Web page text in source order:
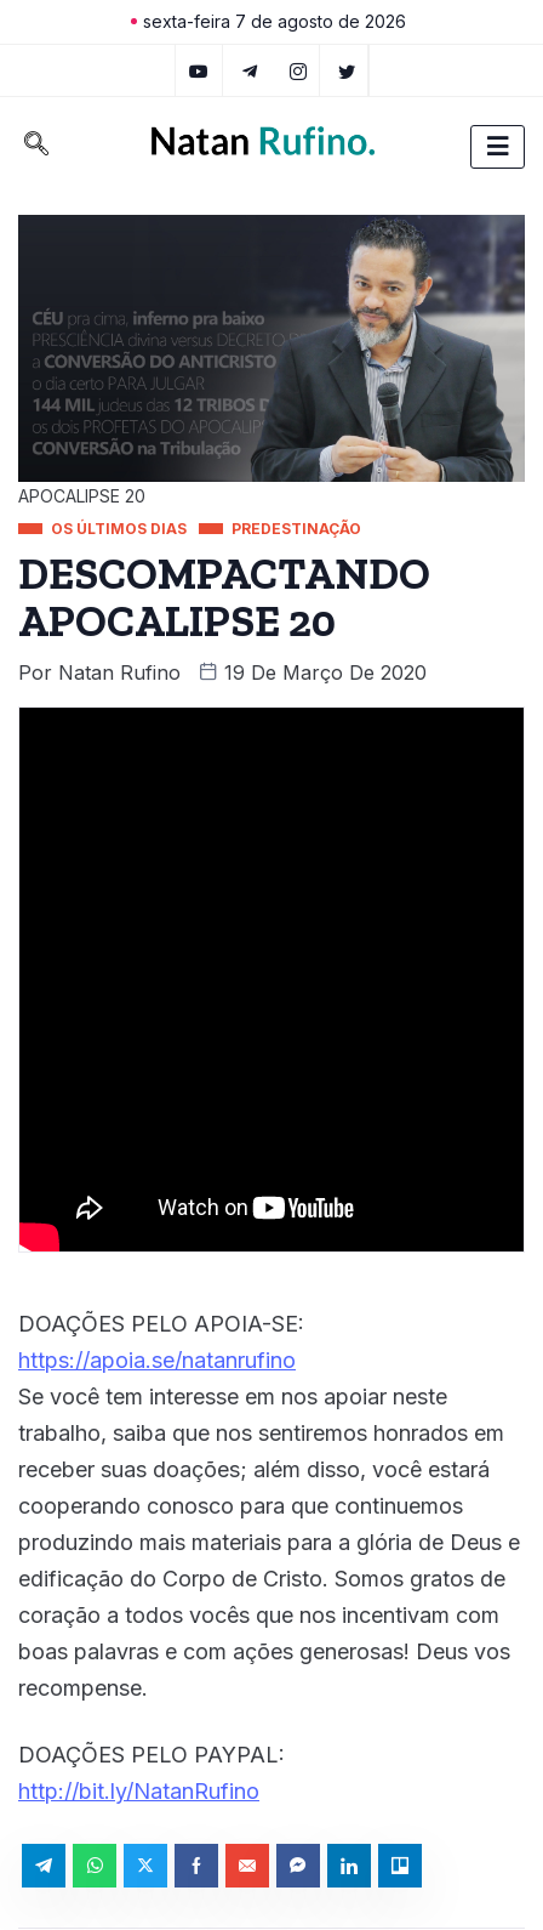
sexta-feira 7 de agosto de 2026
APOCALIPSE 20
OS ÚLTIMOS DIAS PREDESTINAÇÃO
DESCOMPACTANDO
APOCALIPSE 20
Por Natan Rufino 19 De Março De 2020
DOAÇÕES PELO APOIA-SE:
https://apoia.se/natanrufino
Se você tem interesse em nos apoiar neste
trabalho, saiba que nos sentiremos honrados em
receber suas doações; além disso, você estará
cooperando conosco para que continuemos
produzindo mais materiais para a glória de Deus e
edificação do Corpo de Cristo. Somos gratos de
coração a todos vocês que nos incentivam com
boas palavras e com ações generosas! Deus vos
recompense.
DOAÇÕES PELO PAYPAL:
http://bit.ly/NatanRufino